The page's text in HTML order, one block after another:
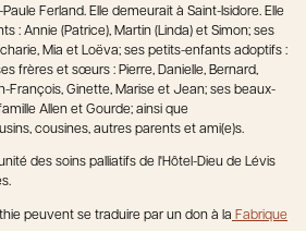
Ferland. Elle demeurait à Saint-Isidore. Elle
: Annie (Patrice), Martin (Linda) et Simon; ses
Mia et Loëva; ses petits-enfants adoptifs :
frères et sœurs : Pierre, Danielle, Bernard,
François, Ginette, Marise et Jean; ses beaux-
Allen et Gourde; ainsi que
cousines, autres parents et ami(e)s.
des soins palliatifs de l'Hôtel-Dieu de Lévis
peuvent se traduire par un don à la Fabrique